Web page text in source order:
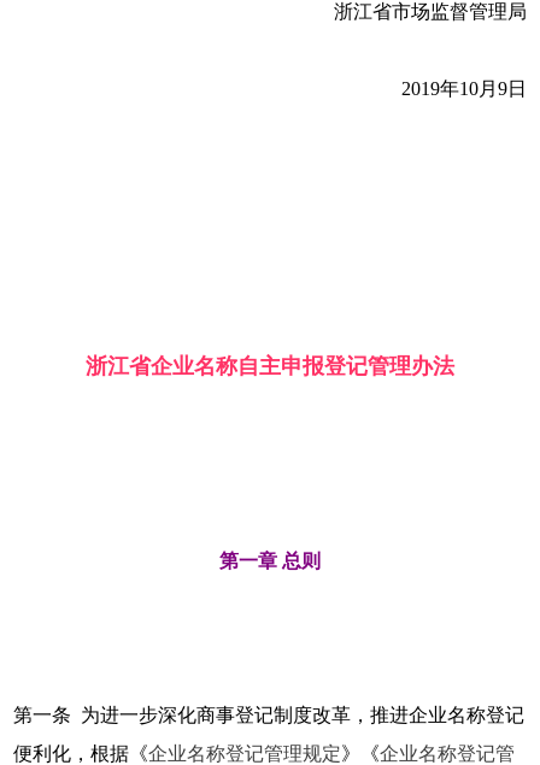
浙江省市场监督管理局
2019年10月9日
浙江省企业名称自主申报登记管理办法
第一章 总则
第一条 为进一步深化商事登记制度改革，推进企业名称登记
便利化，根据《企业名称登记管理规定》《企业名称登记管